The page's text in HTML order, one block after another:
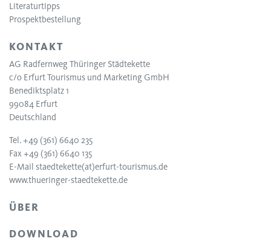
Literaturtipps
Prospektbestellung
KONTAKT
AG Radfernweg Thüringer Städtekette
c/o Erfurt Tourismus und Marketing GmbH
Benediktsplatz 1
99084 Erfurt
Deutschland
Tel. +49 (361) 6640 235
Fax +49 (361) 6640 135
E-Mail staedtekette(at)erfurt-tourismus.de
www.thueringer-staedtekette.de
ÜBER
DOWNLOAD